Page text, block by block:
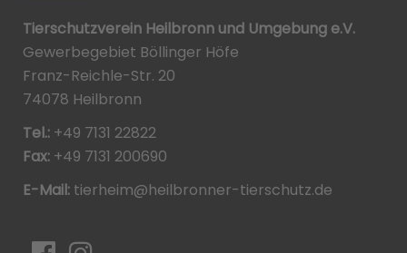
Tierschutzverein Heilbronn und Umgebung e.V.
Gewerbegebiet Böllinger Höfe
Franz-Reichle-Str. 20
74078 Heilbronn
Tel.: +49 7131 22822
Fax: +49 7131 200690
E-Mail: tierheim@heilbronner-tierschutz.de